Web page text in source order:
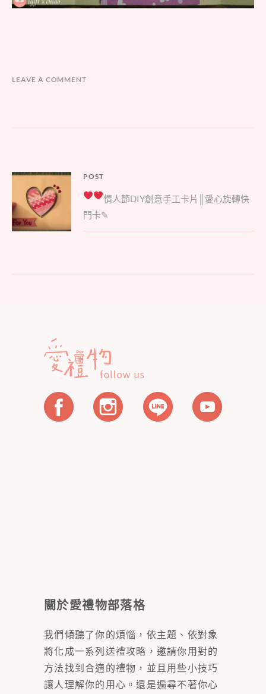
LEAVE A COMMENT
文
導
覽
POST
Parent
post:
情人節DIY創意手工卡片║愛心旋轉快
門卡✎
關於愛禮物部落格
我們傾聽了你的煩惱，依主題、依對象
將化成一系列送禮攻略，邀請你用對的
方法找到合適的禮物，並且用些小技巧
讓人理解你的用心。還是遍尋不著你心